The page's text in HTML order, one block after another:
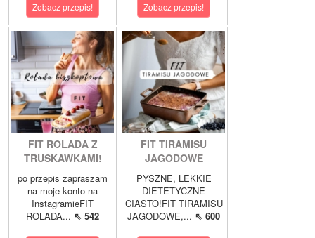
Zobacz przepis! Zobacz przepis!
FIT ROLADA Z
TRUSKAWKAMI!
po przepis zapraszam
na moje konto na
InstagramieFIT
ROLADA... ⇖ 542
FIT TIRAMISU
JAGODOWE
PYSZNE, LEKKIE
DIETETYCZNE
CIASTO!FIT TIRAMISU
JAGODOWE,... ⇖ 600